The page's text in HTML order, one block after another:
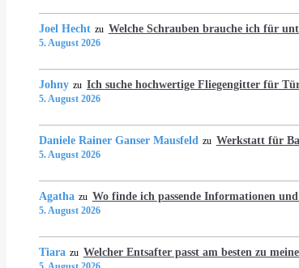
Joel Hecht zu Welche Schrauben brauche ich für
5. August 2026
Johny zu Ich suche hochwertige Fliegengitter für
5. August 2026
Daniele Rainer Ganser Mausfeld zu Werkstatt für
5. August 2026
Agatha zu Wo finde ich passende Informationen
5. August 2026
Tiara zu Welcher Entsafter passt am besten zu